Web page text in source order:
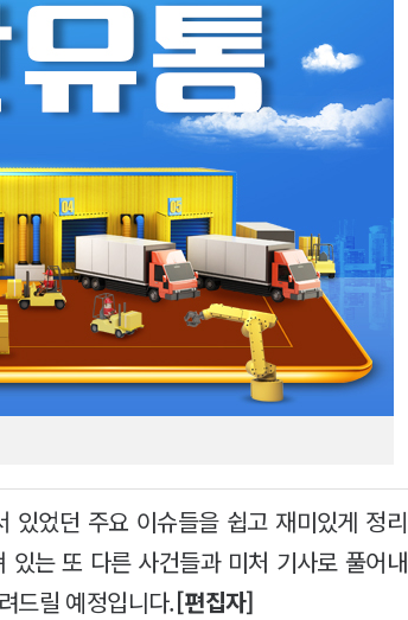
있었던 주요 이슈들을 쉽고 재미있게 정리
는 또 다른 사건들과 미처 기사로 풀어내
드릴 예정입니다.[편집자]